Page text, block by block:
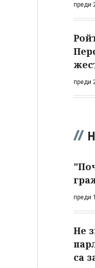
преди
преди
преди
Не
са